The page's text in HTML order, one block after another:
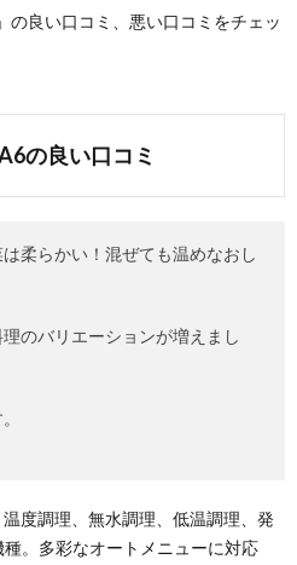
」の良い口コミ、悪い口コミをチェッ
の良い口コミ
柔らかい！混ぜても温めなおし
のバリエーションが増えまし
度調理、無水調理、低温調理、発
。多彩なオートメニューに対応